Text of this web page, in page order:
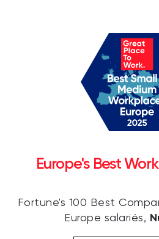
Europe's Best
Fortune's 100 Best
Europe salariés,